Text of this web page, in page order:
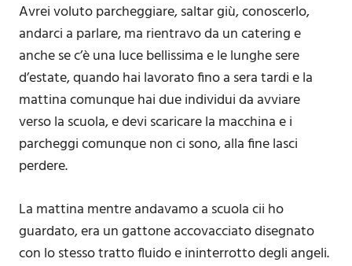
Avrei voluto parcheggiare, saltar giù, conoscerlo,
andarci a parlare, ma rientravo da un catering e
anche se c’è una luce bellissima e le lunghe sere
d’estate, quando hai lavorato fino a sera tardi e la
mattina comunque hai due individui da avviare
verso la scuola, e devi scaricare la macchina e i
parcheggi comunque non ci sono, alla fine lasci
perdere.
La mattina mentre andavamo a scuola cii ho
guardato, era un gattone accovacciato disegnato
con lo stesso tratto fluido e ininterrotto degli angeli.